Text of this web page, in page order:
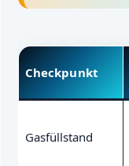
Checkpunkt
Gasfüllstand